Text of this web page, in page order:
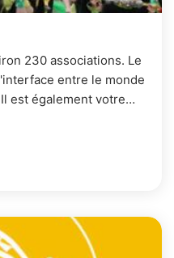
230 associations. Le
entre le monde
est également votre